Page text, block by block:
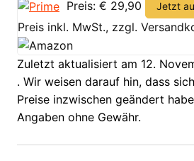
Preis: € 29,90 Jetzt
Preis inkl. MwSt., zzgl.
Zuletzt aktualisiert am 12.
. Wir weisen darauf hin, dass
Preise inzwischen geändert
Angaben ohne Gewähr.